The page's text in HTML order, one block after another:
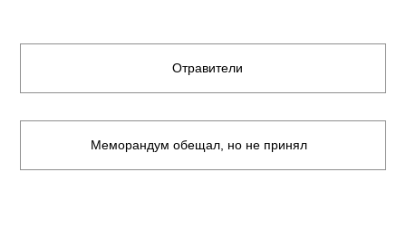
Отравители
Меморандум обещал, но не принял